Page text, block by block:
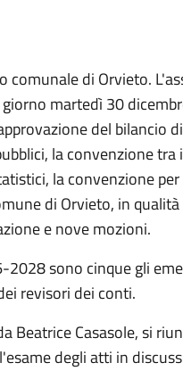
comunale di Orvieto.
martedì 30
del bilancio
la convenzione tra
la convenzione
di Orvieto, in
e nove mozioni.
sono cinque gli
revisori dei conti.
Beatrice Casasole, si
degli atti in